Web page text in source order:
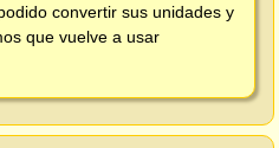
convertir sus unidades y
que vuelve a usar